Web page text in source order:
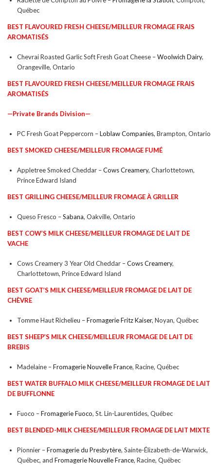
Québec
BEST FLAVOURED FRESH CHEESE/MEILLEUR FROMAGE FRAIS
AROMATISÉS
Chevrai Roasted Garlic Soft Fresh Goat Cheese –Woolwich Dairy,
Orangeville, Ontario
BEST FLAVOURED FRESH CHEESE/MEILLEUR FROMAGE FRAIS
AROMATISÉS
—Private Brands Division—
PC Fresh Goat Peppercorn –Loblaw Companies, Brampton, Ontario
BEST SMOKED CHEESE/MEILLEUR FROMAGE FUMÉ
Appletree Smoked Cheddar –Cows Creamery, Charlottetown,
Prince Edward Island
BEST GRILLING CHEESE/MEILLEUR FROMAGE À GRILLER
Queso Fresco –Sabana, Oakville, Ontario
BEST COW’S MILK CHEESE/MEILLEUR FROMAGE DE LAIT DE
VACHE
Cows Creamery 3 Year Old Cheddar –Cows Creamery,
Charlottetown, Prince Edward Island
BEST GOAT’S MILK CHEESE/MEILLEUR FROMAGE DE LAIT DE
CHÈVRE
Tomme Haut Richelieu –Fromagerie Fritz Kaiser, Noyan, Québec
BEST SHEEP’S MILK CHEESE/MEILLEUR FROMAGE DE LAIT DE
BREBIS
Madelaine –Fromagerie Nouvelle France, Racine, Québec
BEST WATER BUFFALO MILK CHEESE/MEILLEUR FROMAGE DE LAIT
DE BUFFLONNE
Fuoco –Fromagerie Fuoco, St. Lin-Laurentides, Québec
BEST BLENDED-MILK CHEESE/MEILLEUR FROMAGE DE LAIT MIXTE
Pionnier –Fromagerie du Presbytère, Sainte-Élizabeth-de-Warwick,
Québec, and Fromagerie Nouvelle France, Racine, Québec